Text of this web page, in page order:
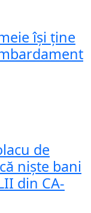
își ține
de
niște bani
din CA-